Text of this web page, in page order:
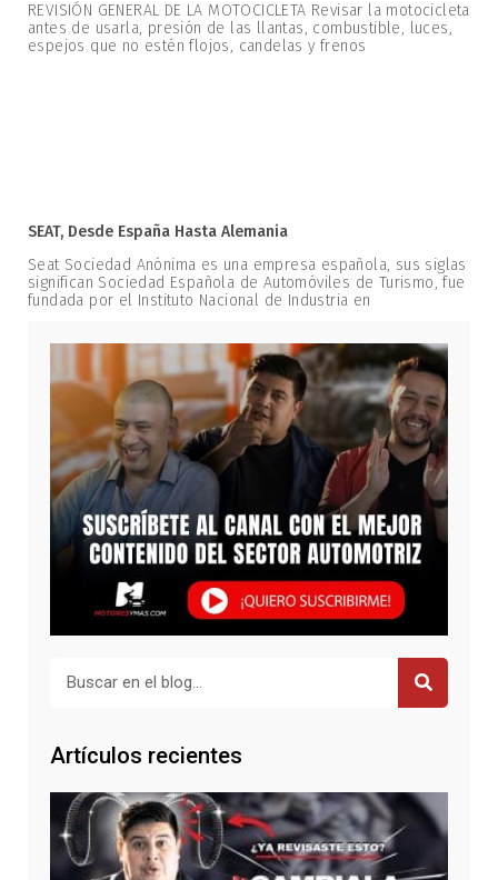
REVISIÓN GENERAL DE LA MOTOCICLETA Revisar la motocicleta
antes de usarla, presión de las llantas, combustible, luces,
espejos que no estén flojos, candelas y frenos
SEAT, Desde España Hasta Alemania
Seat Sociedad Anónima es una empresa española, sus siglas
significan Sociedad Española de Automóviles de Turismo, fue
fundada por el Instituto Nacional de Industria en
Artículos recientes